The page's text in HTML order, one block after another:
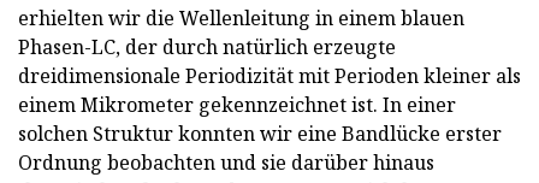
erhielten wir die Wellenleitung in einem blauen
Phasen-LC, der durch natürlich erzeugte
dreidimensionale Periodizität mit Perioden kleiner als
einem Mikrometer gekennzeichnet ist. In einer
solchen Struktur konnten wir eine Bandlücke erster
Ordnung beobachten und sie darüber hinaus